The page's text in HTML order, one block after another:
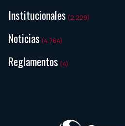
Institucionales (2.229)
Noticias (4.764)
Reglamentos (4)